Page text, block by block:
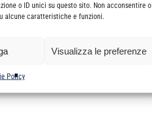
o ID unici su questo sito. Non acconsentire o
alcune caratteristiche e funzioni.
Visualizza le preferenze
Policy